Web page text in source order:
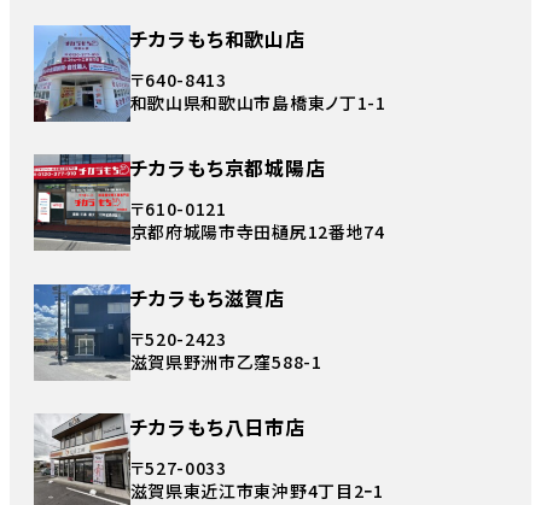
チカラもち和歌山店
〒640-8413
和歌山県和歌山市島橋東ノ丁1-1
チカラもち京都城陽店
〒610-0121
京都府城陽市寺田樋尻12番地74
チカラもち滋賀店
〒520-2423
滋賀県野洲市乙窪588-1
チカラもち八日市店
〒527-0033
滋賀県東近江市東沖野4丁目2ｰ1